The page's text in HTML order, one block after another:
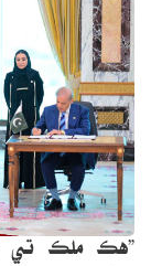
”هڪ ملڪ تي